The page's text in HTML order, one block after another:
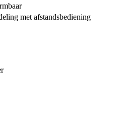
met afstandsbediening